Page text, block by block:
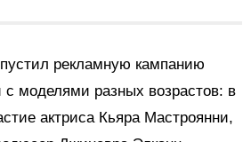
рекламную кампанию
с моделями разных возрастов: в
актриса Кьяра Мастроянни,